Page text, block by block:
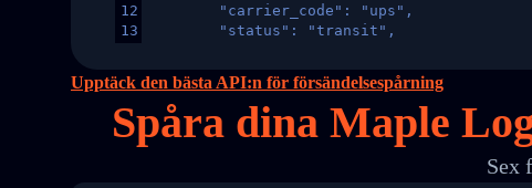
12
13
16
17
18
19
        "carrier_code": "ups",
        "status": "transit",
        "itemTimeLength": 2,
        "weblink": "",
        "phone": null,
Upptäck den bästa API:n för försändelsespårning
Spåra dina Maple
Sex